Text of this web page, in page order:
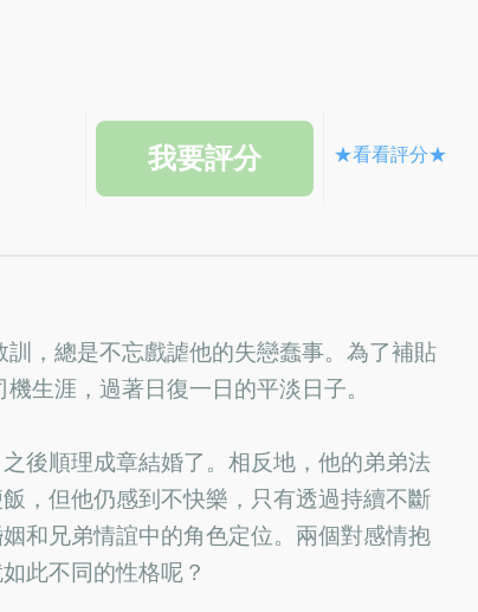
★看看評分★
，總是不忘戲謔他的失戀蠢事。為了補貼
生涯，過著日復一日的平淡日子。
後順理成章結婚了。相反地，他的弟弟法
，但他仍感到不快樂，只有透過持續不斷
和兄弟情誼中的角色定位。兩個對感情抱
此不同的性格呢？